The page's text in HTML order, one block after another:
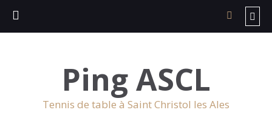
Ping ASCL
Tennis de table à Saint Christol les Ales